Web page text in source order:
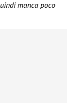
manca poco